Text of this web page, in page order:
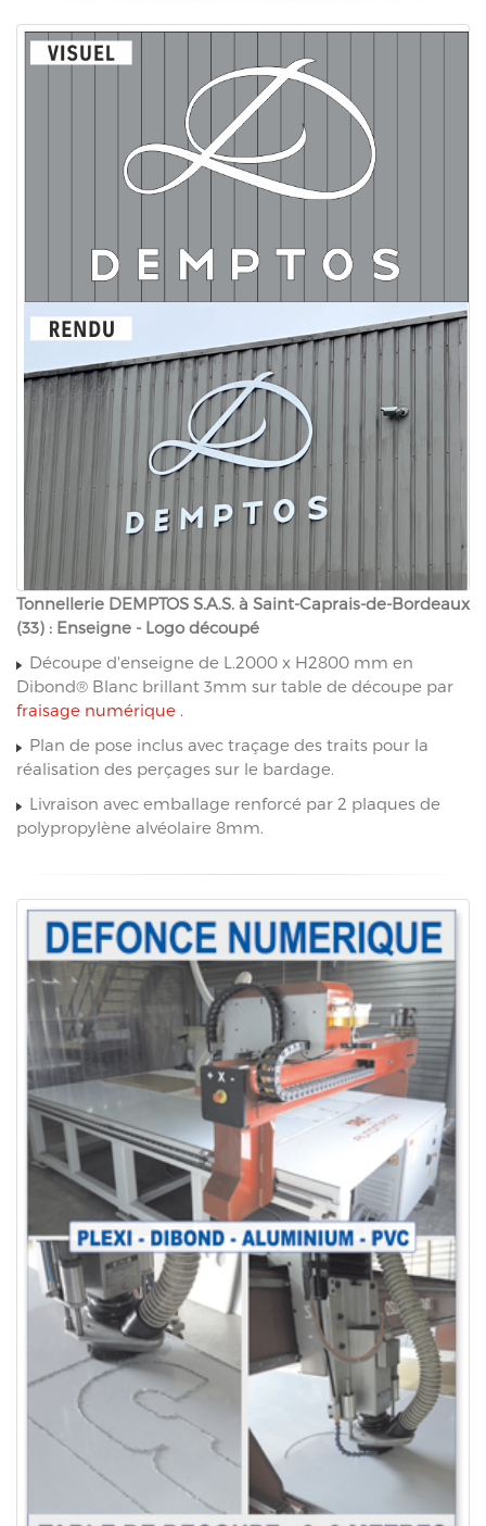
Tonnellerie DEMPTOS S.A.S. à Saint-Caprais-de-Bordeaux
(33) : Enseigne - Logo découpé
Découpe d'enseigne de L.2000 x H2800 mm en
Dibond® Blanc brillant 3mm sur table de découpe par
fraisage numérique .
Plan de pose inclus avec traçage des traits pour la
réalisation des perçages sur le bardage.
Livraison avec emballage renforcé par 2 plaques de
polypropylène alvéolaire 8mm.